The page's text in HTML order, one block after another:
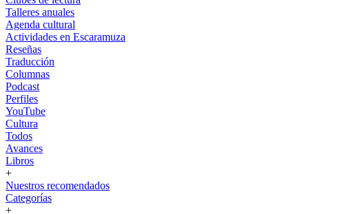
Talleres anuales
Agenda cultural
Actividades en Escaramuza
Reseñas
Traducción
Columnas
Podcast
Perfiles
YouTube
Cultura
Todos
Avances
Libros
+
Nuestros recomendados
Categorías
+